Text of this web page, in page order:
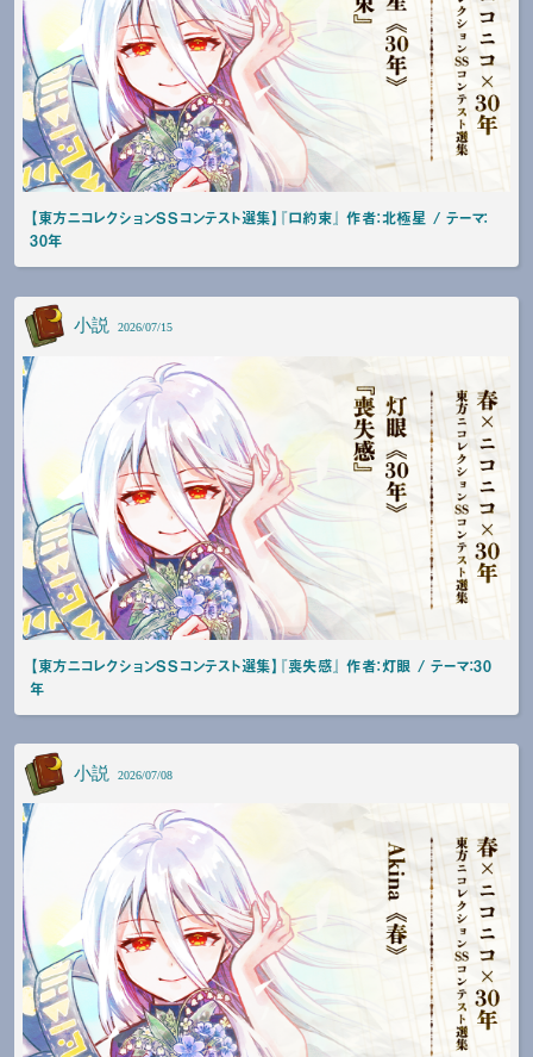
【東方ニコレクションSSコンテスト選集】『口約束』 作者：北極星 / テーマ：
30年
小説 2026/07/15
【東方ニコレクションSSコンテスト選集】『喪失感』 作者：灯眼 / テーマ：30
年
小説 2026/07/08